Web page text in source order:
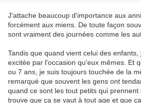
J'attache beaucoup d'importance aux
forcément aux miens. De toute façon
sont vraiment des journées comme les
Tandis que quand vient celui des
excitée par l'occasion qu'eux mêmes. Et
ou 7 ans, je suis toujours touchée de la
remarqué que souvent les gens ont
quand ce sont les tout petits qui
trouve que ça se vaut à tout age et que